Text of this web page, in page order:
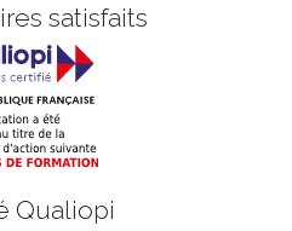
satisfaits
Qualiopi